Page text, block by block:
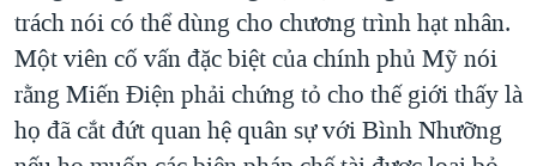
QUAN HỆ VIỆT MỸ
trách nói có thể dùng cho chương trình hạt nhân.
Một viên cố vấn đặc biệt của chính phủ Mỹ nói
rằng Miến Điện phải chứng tỏ cho thế giới thấy là
họ đã cắt đứt quan hệ quân sự với Bình Nhưỡng